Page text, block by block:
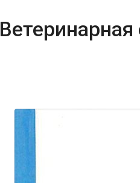
Ветеринарная